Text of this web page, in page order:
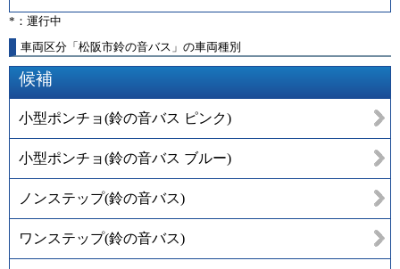
*：運行中
車両区分「松阪市鈴の音バス」の車両種別
候補
小型ポンチョ(鈴の音バス ピンク)
小型ポンチョ(鈴の音バス ブルー)
ノンステップ(鈴の音バス)
ワンステップ(鈴の音バス)